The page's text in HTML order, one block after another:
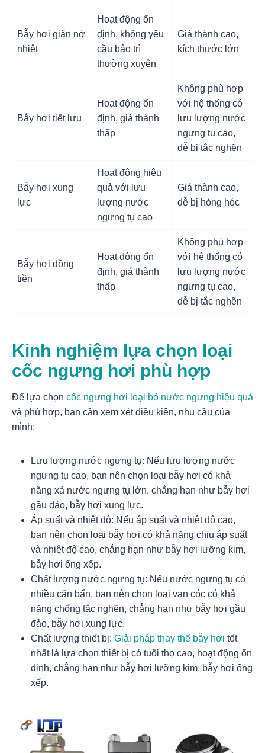
Bẫy hơi giãn nở
nhiệt
Hoạt động ổn
định, không yêu
cầu bảo trì
thường xuyên
Giá thành cao,
kích thước lớn
Bẫy hơi tiết lưu
Hoạt động ổn
định, giá thành
thấp
Không phù hợp
với hệ thống có
lưu lượng nước
ngưng tụ cao,
dễ bị tắc nghẽn
Bẫy hơi xung
lực
Hoạt động hiệu
quả với lưu
lượng nước
ngưng tụ cao
Giá thành cao,
dễ bị hỏng hóc
Bẫy hơi đồng
tiền
Hoạt động ổn
định, giá thành
thấp
Không phù hợp
với hệ thống có
lưu lượng nước
ngưng tụ cao,
dễ bị tắc nghẽn
Kinh nghiệm lựa chọn loại
cốc ngưng hơi phù hợp
Để lựa chọn cốc ngưng hơi loại bỏ nước ngưng hiệu quả
và phù hợp, bạn cần xem xét điều kiện, nhu cầu của
mình:
Lưu lượng nước ngưng tụ: Nếu lưu lượng nước
ngưng tụ cao, bạn nên chọn loại bẫy hơi có khả
năng xả nước ngưng tụ lớn, chẳng hạn như bẫy hơi
gầu đảo, bẫy hơi xung lực.
Áp suất và nhiệt độ: Nếu áp suất và nhiệt độ cao,
bạn nên chọn loại bẫy hơi có khả năng chịu áp suất
và nhiệt độ cao, chẳng hạn như bẫy hơi lưỡng kim,
bẫy hơi ống xếp.
Chất lượng nước ngưng tụ: Nếu nước ngưng tụ có
nhiều cặn bẩn, bạn nên chọn loại van cóc có khả
năng chống tắc nghẽn, chẳng hạn như bẫy hơi gầu
đảo, bẫy hơi xung lực.
Chất lượng thiết bị: Giải pháp thay thế bẫy hơi tốt
nhất là lựa chọn thiết bị có tuổi thọ cao, hoạt động ổn
định, chẳng hạn như bẫy hơi lưỡng kim, bẫy hơi ống
xếp.